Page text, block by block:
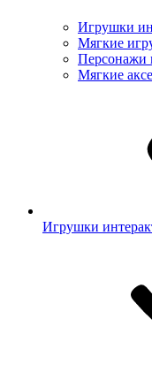
Игрушки
Мягкие
Персонажи
Мягкие
Игрушки